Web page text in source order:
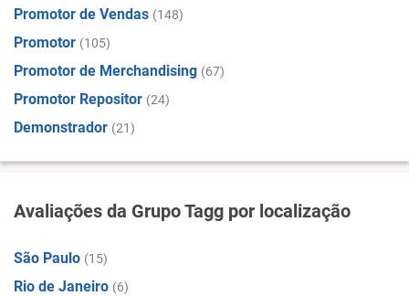
Promotor de Vendas (148)
Promotor (105)
Promotor de Merchandising (67)
Promotor Repositor (24)
Demonstrador (21)
Avaliações da Grupo Tagg por localização
São Paulo (15)
Rio de Janeiro (6)